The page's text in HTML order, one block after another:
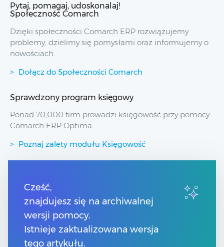
Pytaj, pomagaj, udoskonalaj!
Społeczność Comarch
Dzięki społeczności Comarch ERP rozwiązujemy
problemy, dzielimy się pomysłami oraz informujemy o
nowościach.
Dołącz do Społeczności Comarch
Sprawdzony program księgowy
Ponad 70,000 firm prowadzi księgowość przy pomocy
Comarch ERP Optima
Poznaj zalety modułu Księgowość
Przydatne linki
Spis treści
Pomoc Comarch Betterfly
Pomoc Comarch e-Sklep
Pomoc Comarch HRM
Cześć,
znajdujesz się na archiwalnej
wersji pomocy.
Istnieje zaktualizowana wersja
tego artykułu.